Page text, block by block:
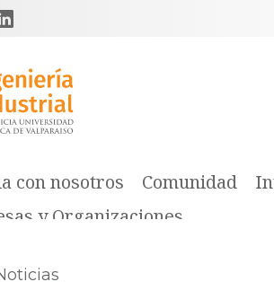
con nosotros Comunidad
y Organizaciones